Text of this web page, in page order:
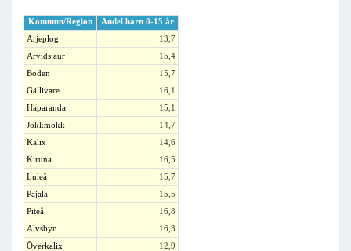
Kommun/Region
Andel barn 0-15 år
Arjeplog
13,7
Arvidsjaur
15,4
Boden
15,7
Gällivare
16,1
Haparanda
15,1
Jokkmokk
14,7
Kalix
14,6
Kiruna
16,5
Luleå
15,7
Pajala
15,5
Piteå
16,8
Älvsbyn
16,3
Överkalix
12,9